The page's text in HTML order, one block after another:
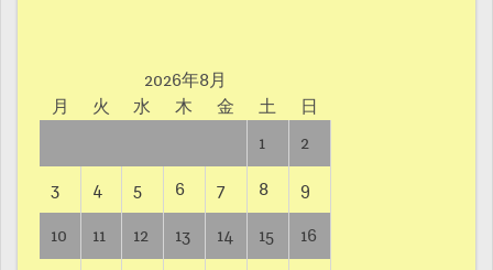
2026年8月
月
火 水 木 金 土
日
1
2
3 4 5 6 7 8 9
10 11 12 13 14 15 16